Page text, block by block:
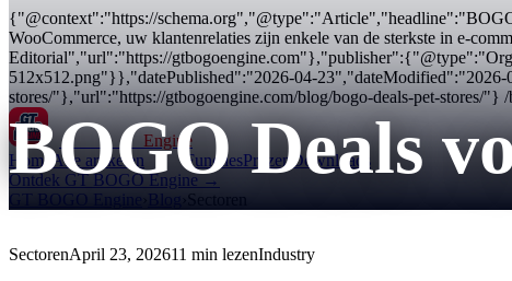
{"@context":"https://
WooCommerce, uw klantenrelaties zijn enkele van de sterkste in e-
Editorial","url":"https://
512x512.png"}},"datePublished":"2026-04-
stores/"},"url":"https://gtbogoengine.com/blog/bogo-deals-pet-stores/"}
GT BOGO Engine
Home Alle artikelen FunctiesPrijzen Downloads
Ontdek GT BOGO Engine →
GT BOGO Engine ›Blog ›Sectoren
BOGO Deals
SectorenApril 23, 202611 min lezenIndustry